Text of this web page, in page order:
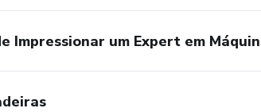
Impressionar um Expert em